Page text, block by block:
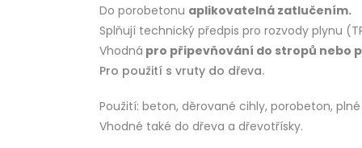
Do porobetonu aplikovatelná zatlučením.
Splňují technický předpis pro rozvody plynu
Vhodná pro připevňování do stropů nebo
Pro použití s vruty do dřeva.
Použití: beton, děrované cihly, porobeton,
Vhodné také do dřeva a dřevotřísky.